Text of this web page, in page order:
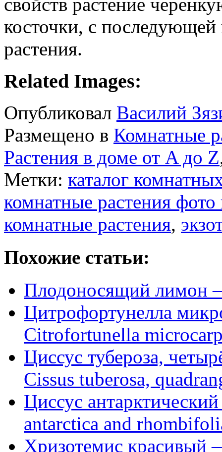
косточки, с
растения.
Related Images:
Опубликовал Василий
Размещено в Комнатные
Растения в доме от A до Z
Метки: каталог
комнатные растения фото
комнатные растения,
Похожие статьи:
Плодоносящий лимон
Цитрофортунелла
Citrofortunella
Циссус тубероза,
Cissus tuberosa,
Циссус
antarctica and
Хризотемис красивый